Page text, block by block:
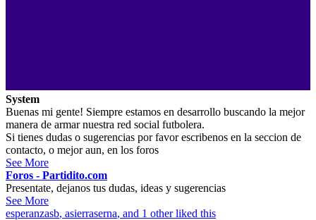
System
Buenas mi gente! Siempre estamos en desarrollo buscando la mejor
manera de armar nuestra red social futbolera.
Si tienes dudas o sugerencias por favor escribenos en la seccion de
contacto, o mejor aun, en los foros
See More
Foros - Partidito.com
Presentate, dejanos tus dudas, ideas y sugerencias
See More
esperanzasb, asierraserna, and 1 other liked this